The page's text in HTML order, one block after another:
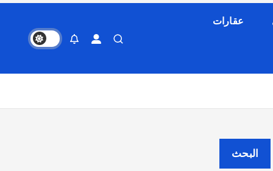
عقارات
البحث